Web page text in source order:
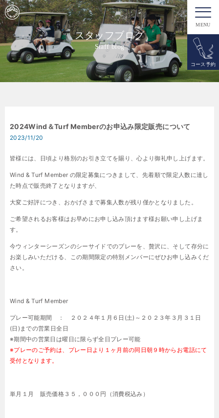
MENU
コース予約
スタッフブログ
Staff blog
2024Wind＆Turf Memberのお申込み限定販売について
2023/11/20
皆様には、日頃より格別のお引き立てを賜り、心より御礼申し上げます。
Wind & Turf Member の限定募集につきまして、先着順で限定人数に達し
た時点で販売終了となりますが、
大変ご好評につき、おかげさまで募集人数が残り僅かとなりました。
ご希望されるお客様はお早めにお申し込み頂けます様お願い申し上げま
す。
今ウィンターシーズンのシーサイドでのプレーを、贅沢に、そして存分に
お楽しみいただける、この期間限定の特別メンバーにぜひお申し込みくだ
さい。
Wind & Turf Member
プレー可能期間 ： ２０２４年１月６日 (土) ～２０２３年３月３１日
(日 ) までの営業日全日
※期間中の営業日は曜日に限らず全日プレー可能
※プレーのご予約は、プレー日より１ヶ月前の同日朝９時からお電話にて
受付となります。
単月１月 販売価格３５，０００円（消費税込み）